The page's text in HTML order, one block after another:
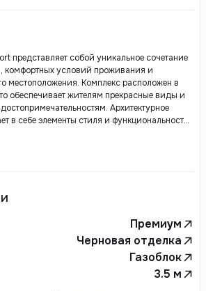
представляет собой уникальное сочетание
комфортных условий проживания и
местоположения. Комплекс расположен в
обеспечивает жителям прекрасные виды и
Архитектурное
в себе элементы стиля и функциональности,
квартир позволяют максимально
Премиум
Черновая отделка
Газоблок
3.5 м